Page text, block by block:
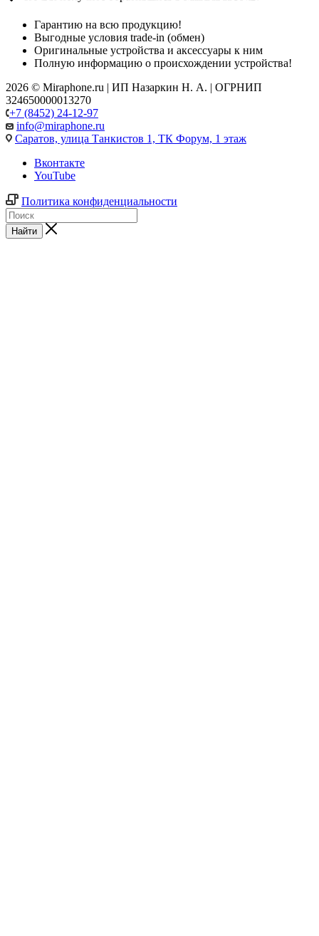
Гарантию на всю продукцию!
Выгодные условия trade-in (обмен)
Оригинальные устройства и аксессуары к ним
Полную информацию о происхождении устройства!
2026 © Miraphone.ru | ИП Назаркин Н. А. | ОГРНИП
324650000013270
+7 (8452) 24-12-97
info@miraphone.ru
Саратов, улица Танкистов 1, ТК Форум, 1 этаж
Вконтакте
YouTube
Политика конфиденциальности
Найти